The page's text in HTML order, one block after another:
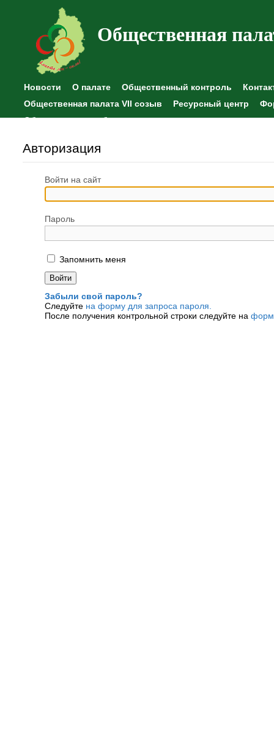
Общественная
Новости О палате Общественный контроль
Общественная палата VII созыв
Ресурсный центр
Общественные наблюдения
Авторизация
Войти на сайт
Пароль
Запомнить меня
Забыли свой пароль?
Следуйте на форму для запроса пароля.
После получения контрольной строки следуйте на